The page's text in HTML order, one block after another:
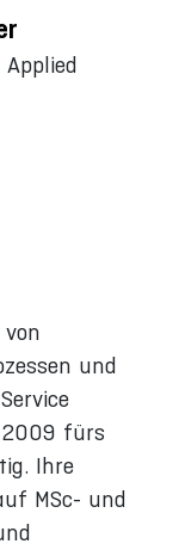
und
2009 fürs
Ihre
MSc- und